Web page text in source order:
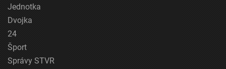
Jednotka
Dvojka
24
Šport
Správy STVR